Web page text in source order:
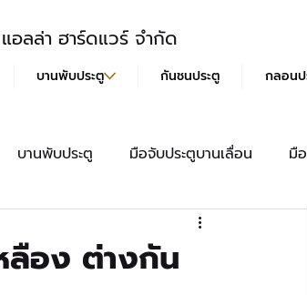
อลล่า ฮาร์ดแวร์ จำกัด
บานพับประตู กันชนประตู กลอนป
บานพับประตู มือจับประตูบานเลื่อน มื
มือจับฝังบานเลื่อน
อง ต่างกัน